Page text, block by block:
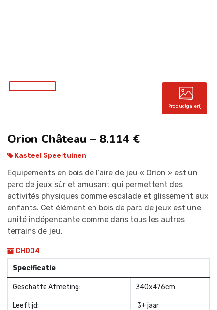
Productgalerij
Orion Château – 8.114 €
Kasteel Speeltuinen
Equipements en bois de l’aire de jeu « Orion » est un
parc de jeux sûr et amusant qui permettent des
activités physiques comme escalade et glissement aux
enfants. Cet élément en bois de parc de jeux est une
unité indépendante comme dans tous les autres
terrains de jeu.
CH004
Specificatie
Geschatte Afmeting: 340x476cm
Leeftijd: 3+ jaar